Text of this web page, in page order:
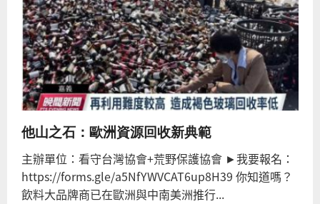
他山之石：歐洲資源回收新典範
主辦單位：看守台灣協會+荒野保護協會 ►我要報名：
https://forms.gle/a5NfYWVCAT6up8H39 你知道嗎？
飲料大品牌商已在歐洲與中南美洲推行...